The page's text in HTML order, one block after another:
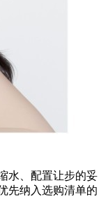
水、配置让步的妥
先纳入选购清单的